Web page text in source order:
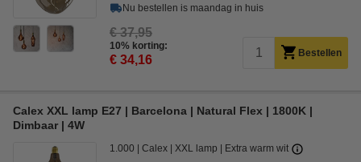
Nu bestellen is maandag in huis
€ 37,95
10% korting:
€ 34,16 Bestellen
Calex XXL lamp E27 | Barcelona | Natural Flex | 1800K |
Dimbaar | 4W
1.000 Calex XXL lamp Extra warm wit